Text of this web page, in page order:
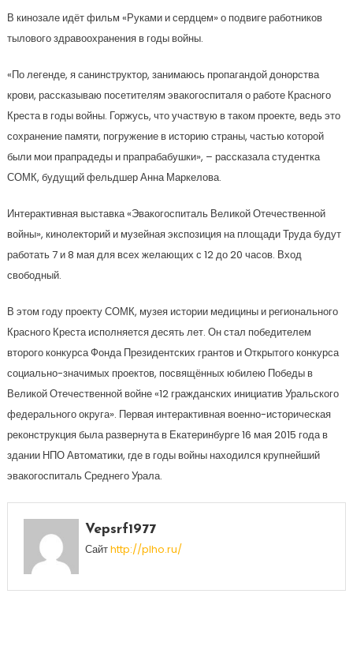
В кинозале идёт фильм «Руками и сердцем» о подвиге работников
тылового здравоохранения в годы войны.
«По легенде, я санинструктор, занимаюсь пропагандой донорства
крови, рассказываю посетителям эвакогоспиталя о работе Красного
Креста в годы войны. Горжусь, что участвую в таком проекте, ведь это
сохранение памяти, погружение в историю страны, частью которой
были мои прапрадеды и прапрабабушки», – рассказала студентка
СОМК, будущий фельдшер Анна Маркелова.
Интерактивная выставка «Эвакогоспиталь Великой Отечественной
войны», кинолекторий и музейная экспозиция на площади Труда будут
работать 7 и 8 мая для всех желающих с 12 до 20 часов. Вход
свободный.
В этом году проекту СОМК, музея истории медицины и регионального
Красного Креста исполняется десять лет. Он стал победителем
второго конкурса Фонда Президентских грантов и Открытого конкурса
социально-значимых проектов, посвящённых юбилею Победы в
Великой Отечественной войне «12 гражданских инициатив Уральского
федерального округа». Первая интерактивная военно-историческая
реконструкция была развернута в Екатеринбурге 16 мая 2015 года в
здании НПО Автоматики, где в годы войны находился крупнейший
эвакогоспиталь Среднего Урала.
Vepsrf1977
Сайтhttp://plho.ru/